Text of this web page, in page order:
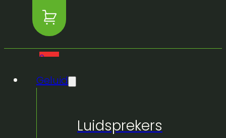
0
producten
Geluid
Luidsprekers